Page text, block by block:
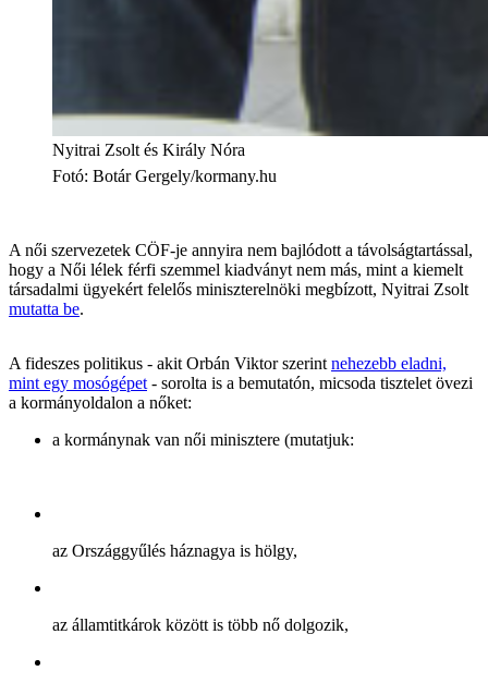
Nyitrai Zsolt és Király Nóra
Fotó: Botár Gergely/kormany.hu
A női szervezetek CÖF-je annyira nem bajlódott a távolságtartással,
hogy a Női lélek férfi szemmel kiadványt nem más, mint a kiemelt
társadalmi ügyekért felelős miniszterelnöki megbízott, Nyitrai Zsolt
mutatta be.
A fideszes politikus - akit Orbán Viktor szerint nehezebb eladni,
mint egy mosógépet - sorolta is a bemutatón, micsoda tisztelet övezi
a kormányoldalon a nőket:
a kormánynak van női minisztere (mutatjuk:
az Országgyűlés háznagya is hölgy,
az államtitkárok között is több nő dolgozik,